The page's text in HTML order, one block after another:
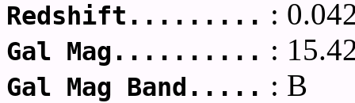
Redshift......... :
Gal Mag.......... :
Gal Mag Band..... : B